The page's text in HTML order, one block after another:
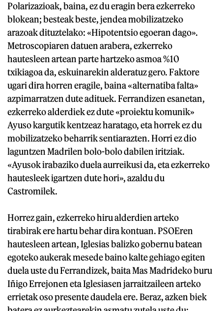
Polarizazioak, baina, ez du eragin bera ezkerreko
blokean; besteak beste, jendea mobilizatzeko
arazoak dituztelako: «Hipotentsio egoeran dago».
Metroscopiaren datuen arabera, ezkerreko
hautesleen artean parte hartzeko asmoa %10
txikiagoa da, eskuinarekin alderatuz gero. Faktore
ugari dira horren eragile, baina «alternatiba falta»
azpimarratzen dute adituek. Ferrandizen esanetan,
ezkerreko alderdiek ez dute «proiektu komunik»
Ayuso kargutik kentzeaz haratago, eta horrek ez du
mobilizatzeko beharrik sentiarazten. Horri ez dio
laguntzen Madrilen bolo-bolo dabilen iritziak.
«Ayusok irabaziko duela aurreikusi da, eta ezkerreko
hautesleek igartzen dute hori», azaldu du
Castromilek.
Horrez gain, ezkerreko hiru alderdien arteko
tirabirak ere hartu behar dira kontuan. PSOEren
hautesleen artean, Iglesias balizko gobernu batean
egoteko aukerak mesede baino kalte gehiago egiten
duela uste du Ferrandizek, baita Mas Madrideko buru
Iñigo Errejonen eta Iglesiasen jarraitzaileen arteko
errietak oso presente daudela ere. Beraz, azken biek